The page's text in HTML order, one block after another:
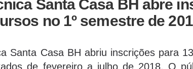
Santa Casa BH abre
no 1º semestre de
Santa Casa BH abriu inscrições para
de fevereiro a julho de 2018. O